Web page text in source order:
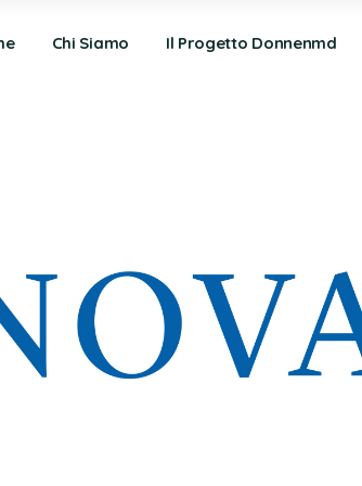
Chi Siamo Il Progetto Donnenmd